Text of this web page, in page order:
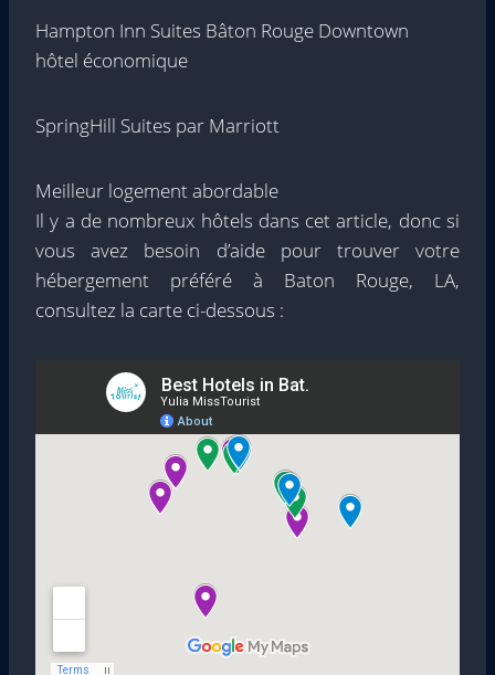
Hampton Inn Suites Bâton Rouge Downtown
hôtel économique
SpringHill Suites par Marriott
Meilleur logement abordable
Il y a de nombreux hôtels dans cet article, donc si
vous avez besoin d’aide pour trouver votre
hébergement préféré à Baton Rouge, LA,
consultez la carte ci-dessous :